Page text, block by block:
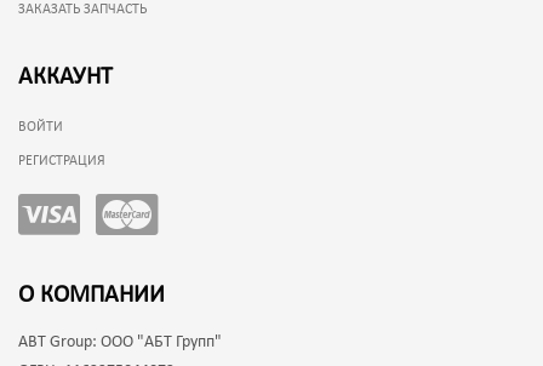
ЗАКАЗАТЬ ЗАПЧАСТЬ
АККАУНТ
ВОЙТИ
РЕГИСТРАЦИЯ
О КОМПАНИИ
ABT Group: ООО "АБТ Групп"